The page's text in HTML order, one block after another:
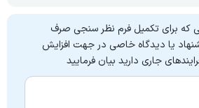
که برای تکمیل فرم نظر سنجی صرف
یا دیدگاه خاصی در جهت افزایش
جاری دارید بیان فرمایید